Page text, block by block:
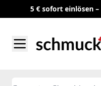
5 € sofort einlösen
Search